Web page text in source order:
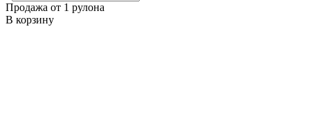
Продажа от 1 рулона
В корзину